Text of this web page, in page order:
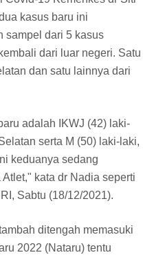
kasus baru ini
sampel dari 5 kasus
dari luar negeri. Satu
dan satu lainnya dari
adalah IKWJ (42) laki-
serta M (50) laki-laki,
keduanya sedang
kata dr Nadia seperti
Sabtu (18/12/2021).
ditengah memasuki
2022 (Nataru) tentu